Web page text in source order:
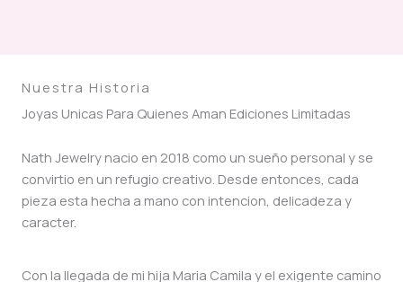
Nuestra Historia
Joyas Unicas Para Quienes Aman Ediciones Limitadas
Nath Jewelry nacio en 2018 como un sueño personal y se
convirtio en un refugio creativo. Desde entonces, cada
pieza esta hecha a mano con intencion, delicadeza y
caracter.
Con la llegada de mi hija Maria Camila y el exigente camino